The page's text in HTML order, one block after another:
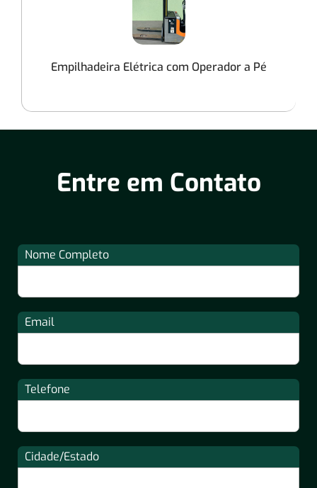
Empilhadeira Elétrica com Operador a Pé
Entre em Contato
Nome Completo
Email
Telefone
Cidade/Estado